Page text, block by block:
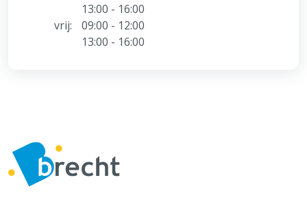
13:00 - 16:00
vrij:
09:00 - 12:00
13:00 - 16:00